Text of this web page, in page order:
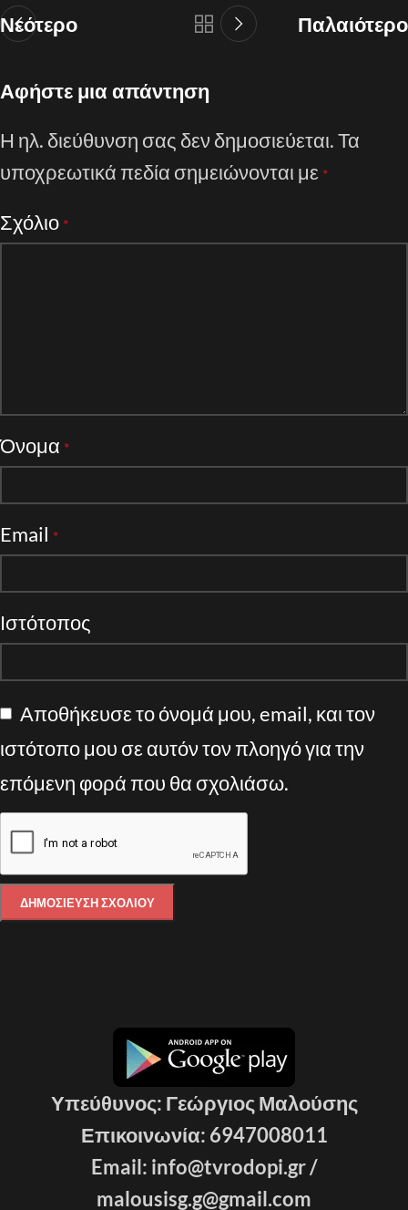
Νεότερο Παλαιότερο
Αφήστε μια απάντηση
Η ηλ. διεύθυνση σας δεν δημοσιεύεται.Τα
υποχρεωτικά πεδία σημειώνονται με *
Σχόλιο *
Όνομα *
Email *
Ιστότοπος
Αποθήκευσε το όνομά μου, email, και τον
ιστότοπο μου σε αυτόν τον πλοηγό για την
επόμενη φορά που θα σχολιάσω.
Υπεύθυνος: Γεώργιος Μαλούσης
Επικοινωνία: 6947008011
Email: info@tvrodopi.gr /
malousisg.g@gmail.com